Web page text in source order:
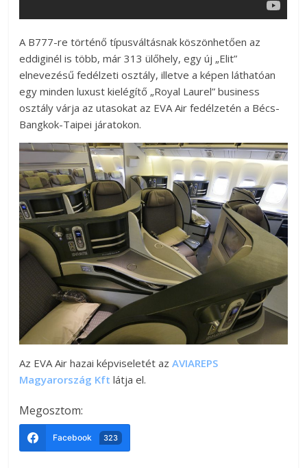
A B777-re történő típusváltásnak köszönhetően az
eddiginél is több, már 313 ülőhely, egy új „Elit”
elnevezésű fedélzeti osztály, illetve a képen láthatóan
egy minden luxust kielégítő „Royal Laurel” business
osztály várja az utasokat az EVA Air fedélzetén a Bécs-
Bangkok-Taipei járatokon.
Az EVA Air hazai képviseletét azAVIAREPS
Magyarország Kft látja el.
Megosztom:
Facebook 323